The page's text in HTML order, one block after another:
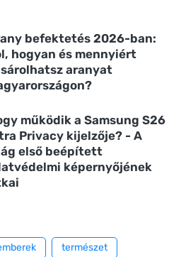
befektetés 2026-ban:
hogyan és mennyiért
aranyat
működik a Samsung S26
Privacy kijelzője? - A
első beépített
képernyőjének
természet